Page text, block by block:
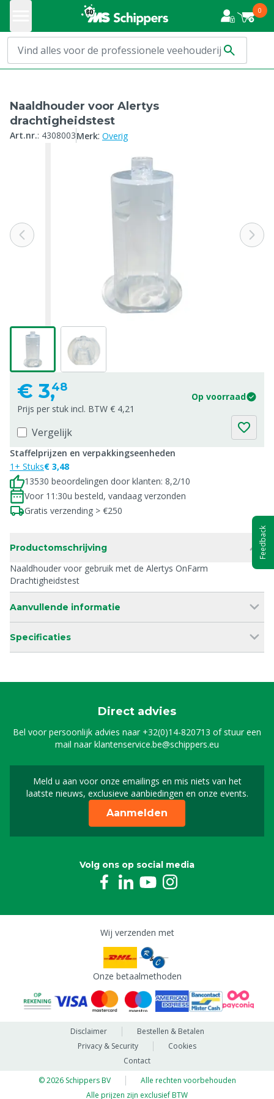
0
Naaldhouder voor Alertys
drachtigheidstest
Art.nr.: 4308003Merk: Overig
€ 3,48
Op voorraad
Prijs per stuk incl. BTW € 4,21
Vergelijk
Staffelprijzen en verpakkingseenheden
1+ Stuks€ 3,48
13530 beoordelingen door klanten: 8,2/10
Voor 11:30u besteld, vandaag verzonden
Gratis verzending > €250
Productomschrijving
Naaldhouder voor gebruik met de Alertys OnFarm
Drachtigheidstest
Aanvullende informatie
Specificaties
Direct advies
Bel voor persoonlijk advies naar +32(0)14-820713 of stuur een
mail naarklantenservice.be@schippers.eu
Meld u aan voor onze emailings en mis niets van het
laatste nieuws, exclusieve aanbiedingen en onze events.
Meld u aan voor onze
Aanmelden
Volg ons op social media
Wij verzenden met
Onze betaalmethoden
Disclaimer
Bestellen & Betalen
Privacy & Security
Cookies
Contact
© 2026 Schippers BV
Alle rechten voorbehouden
Alle prijzen zijn exclusief BTW
Feedback